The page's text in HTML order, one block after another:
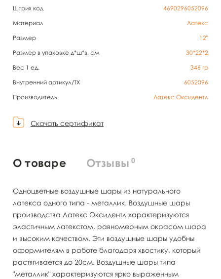
Штрих код
4690296052096
Материал
Латекс
Размер
12"
Размер в упаковке д*ш*в, см
30*22*2
Вес 1 ед.
346 гр
Внутренний артикул/TX
6052096
Производитель
Латекс Оксидентл
Скачать сертификат
О товаре Отзывы 0
Одноцветные воздушные шары из натурального
латекса одного типа - металлик. Воздушные шары
производства Латекс Оксидентл характеризуются
эластичным латекстом, равномерным окрасом шара
и высоким качеством. Эти воздушные шары удобны
оформителям в работе благодаря хвостику, который
растягивается до 20см. Воздушные шары типа
"металлик" характеризуются ярко выраженным